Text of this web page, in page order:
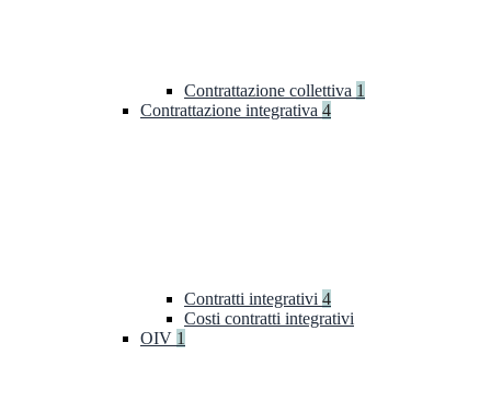
Contrattazione collettiva 1
Contrattazione integrativa 4
Contratti integrativi 4
Costi contratti integrativi
OIV 1